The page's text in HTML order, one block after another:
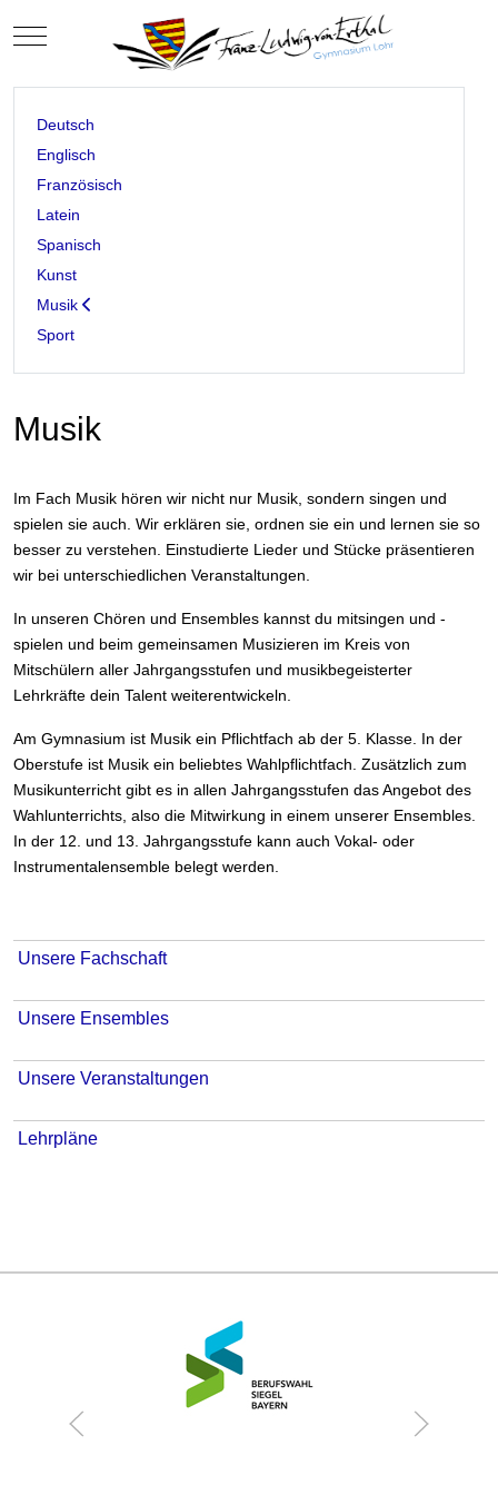
Mobile Menu Toggle
Deutsch
Englisch
Französisch
Latein
Spanisch
Kunst
Musik
Sport
Musik
Im Fach Musik hören wir nicht nur Musik, sondern singen und
spielen sie auch. Wir erklären sie, ordnen sie ein und lernen sie so
besser zu verstehen. Einstudierte Lieder und Stücke präsentieren
wir bei unterschiedlichen Veranstaltungen.
In unseren Chören und Ensembles kannst du mitsingen und -
spielen und beim gemeinsamen Musizieren im Kreis von
Mitschülern aller Jahrgangsstufen und musikbegeisterter
Lehrkräfte dein Talent weiterentwickeln.
Am Gymnasium ist Musik ein Pflichtfach ab der 5. Klasse. In der
Oberstufe ist Musik ein beliebtes Wahlpflichtfach. Zusätzlich zum
Musikunterricht gibt es in allen Jahrgangsstufen das Angebot des
Wahlunterrichts, also die Mitwirkung in einem unserer Ensembles.
In der 12. und 13. Jahrgangsstufe kann auch Vokal- oder
Instrumentalensemble belegt werden.
Unsere Fachschaft
Unsere Ensembles
Unsere Veranstaltungen
Lehrpläne